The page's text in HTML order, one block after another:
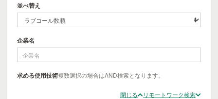
並べ替え
企業名
求める使用技術複数選択の場合はAND検索となります。
閉じる リモートワーク検索